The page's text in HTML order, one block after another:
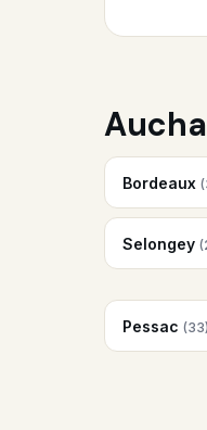
Bordeaux
Selongey
Pessac (33)